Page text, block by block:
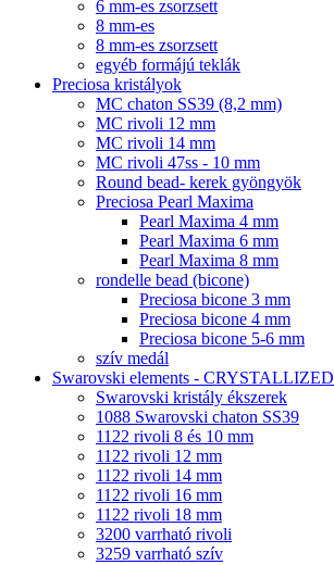
6 mm-es zsorzsett
8 mm-es
8 mm-es zsorzsett
egyéb formájú teklák
Preciosa kristályok
MC chaton SS39 (8,2 mm)
MC rivoli 12 mm
MC rivoli 14 mm
MC rivoli 47ss - 10 mm
Round bead- kerek gyöngyök
Preciosa Pearl Maxima
Pearl Maxima 4 mm
Pearl Maxima 6 mm
Pearl Maxima 8 mm
rondelle bead (bicone)
Preciosa bicone 3 mm
Preciosa bicone 4 mm
Preciosa bicone 5-6 mm
szív medál
Swarovski elements - CRYSTALLIZED
Swarovski kristály ékszerek
1088 Swarovski chaton SS39
1122 rivoli 8 és 10 mm
1122 rivoli 12 mm
1122 rivoli 14 mm
1122 rivoli 16 mm
1122 rivoli 18 mm
3200 varrható rivoli
3259 varrható szív